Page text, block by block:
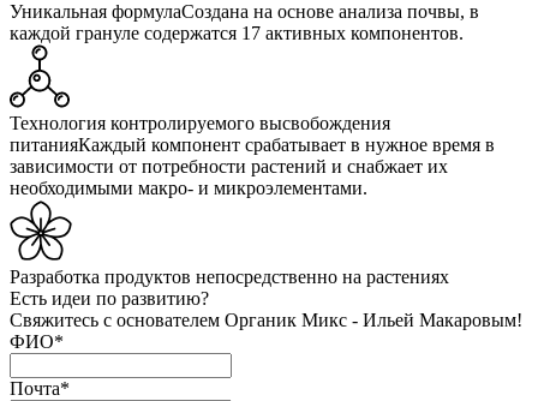
Уникальная формулаСоздана на основе анализа почвы, в
каждой грануле содержатся 17 активных компонентов.
Технология контролируемого высвобождения
питанияКаждый компонент срабатывает в нужное время в
зависимости от потребности растений и снабжает их
необходимыми макро- и микроэлементами.
Разработка продуктов непосредственно на растениях
Есть идеи по развитию?
Свяжитесь с основателем Органик Микс - Ильей Макаровым!
ФИО*
Почта*